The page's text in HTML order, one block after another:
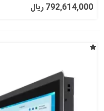
792,614,000 ریال